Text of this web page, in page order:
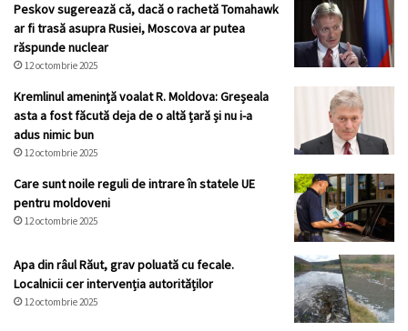
Peskov sugerează că, dacă o rachetă Tomahawk
ar fi trasă asupra Rusiei, Moscova ar putea
răspunde nuclear
12 octombrie 2025
Kremlinul ameninţă voalat R. Moldova: Greșeala
asta a fost făcută deja de o altă țară și nu i-a
adus nimic bun
12 octombrie 2025
Care sunt noile reguli de intrare în statele UE
pentru moldoveni
12 octombrie 2025
Apa din râul Răut, grav poluată cu fecale.
Localnicii cer intervenția autorităților
12 octombrie 2025